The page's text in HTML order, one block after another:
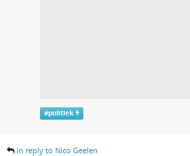
#politiek
in reply to Nico Geelen